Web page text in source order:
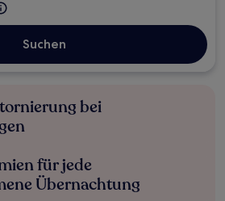
Suchen
bei
für jede
Übernachtung